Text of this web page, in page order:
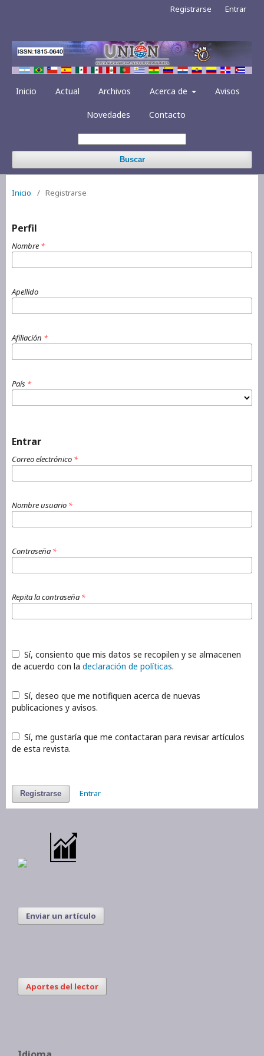
Inicio Actual Archivos Acerca de Avisos
Novedades Contacto
Buscar
Registrarse Entrar
Inicio / Registrarse
Perfil
Nombre *
Apellido
Afiliación *
País *
Entrar
Correo electrónico *
Nombre usuario *
Contraseña *
Repita la contraseña *
de acuerdo con la declaración de políticas.
publicaciones y avisos.
de esta revista.
Registrarse Entrar
Enviar un artículo
Aportes del lector